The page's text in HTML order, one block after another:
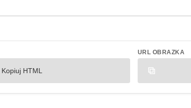
Kopiuj HTML
URL OBRAZKA